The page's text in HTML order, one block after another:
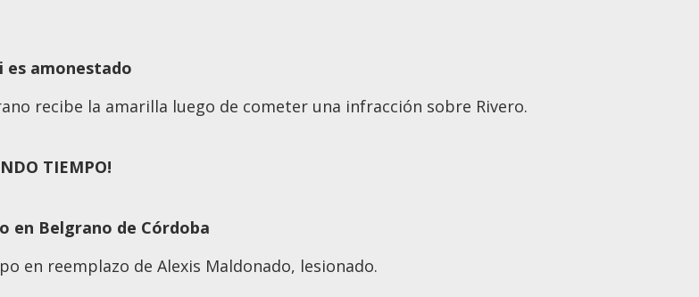
es amonestado
recibe la amarilla luego de cometer una infracción sobre Rivero.
TIEMPO!
en Belgrano de Córdoba
en reemplazo de Alexis Maldonado, lesionado.